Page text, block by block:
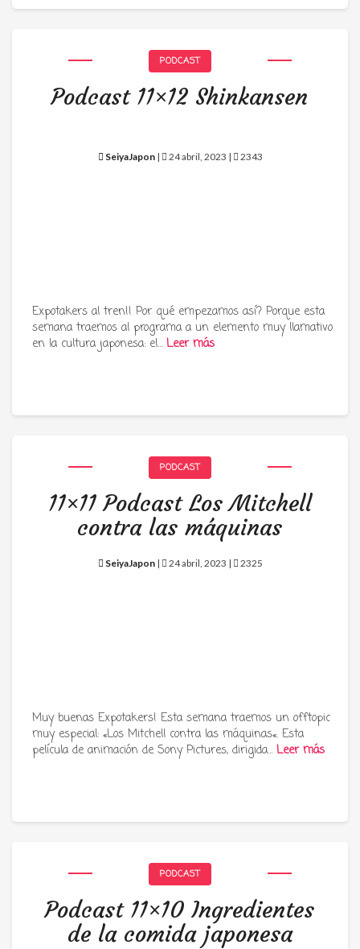
PODCAST
Podcast 11×12 Shinkansen
SeiyaJapon| 24 abril, 2023 | 2343
Expotakers al tren!! Por qué empezamos así? Porque esta
semana traemos al programa a un elemento muy llamativo
en la cultura japonesa: el… Leer más
PODCAST
11×11 Podcast Los Mitchell
contra las máquinas
SeiyaJapon| 24 abril, 2023 | 2325
Muy buenas Expotakers! Esta semana traemos un offtopic
muy especial: «Los Mitchell contra las máquinas«. Esta
película de animación de Sony Pictures, dirigida… Leer más
PODCAST
Podcast 11×10 Ingredientes
de la comida japonesa